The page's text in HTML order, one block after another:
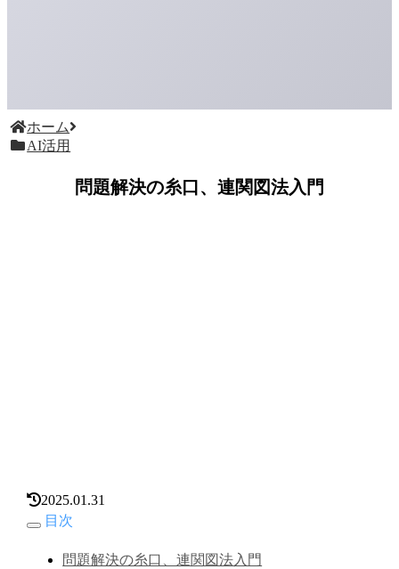
ホーム
AI活用
問題解決の糸口、連関図法入門
2025.01.31
目次
問題解決の糸口、連関図法入門